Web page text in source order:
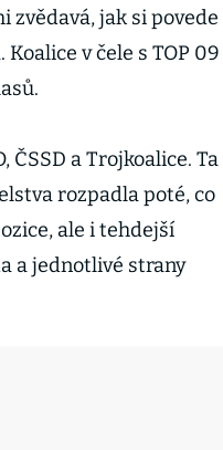
zvědavá, jak si povede
v čele s TOP 09
ČSSD a Trojkoalice. Ta
rozpadla poté, co
ale i tehdejší
a jednotlivé strany